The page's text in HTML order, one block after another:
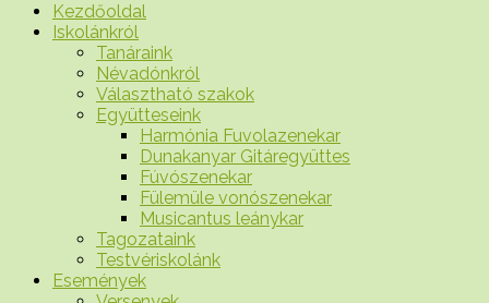
Kezdőoldal
Iskolánkról
Tanáraink
Névadónkról
Választható szakok
Együtteseink
Harmónia Fuvolazenekar
Dunakanyar Gitáregyüttes
Fúvószenekar
Fülemüle vonószenekar
Musicantus leánykar
Tagozataink
Testvériskolánk
Események